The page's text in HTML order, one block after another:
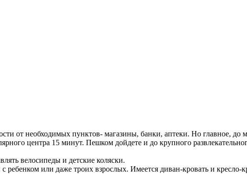
от необходимых пунктов- магазины, банки, аптеки. Но главное, до
центра 15 минут. Пешком дойдете и до крупного
велосипеды и детские коляски.
или даже троих взрослых. Имеется диван-кровать и кресло-